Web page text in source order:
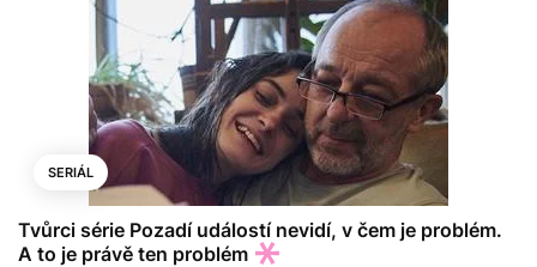
SERIÁL
Tvůrci série Pozadí událostí nevidí, v čem je problém.
A to je právě ten problém